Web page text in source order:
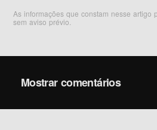
As informações que constam nesse artigo
sem aviso prévio.
Mostrar comentários